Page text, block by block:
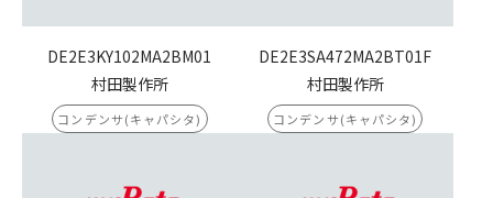
DE2E3KY102MA2BM01
村田製作所
コンデンサ(キャパシタ)
DE2E3SA472MA2BT01F
村田製作所
コンデンサ(キャパシタ)